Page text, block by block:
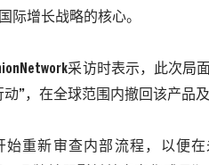
际增长战略的核心。
k采访时表示，此次局
”，在全球范围内撤回该产品
始重新审查内部流程，以便